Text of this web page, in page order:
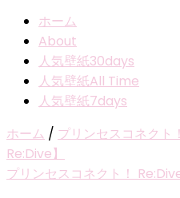
ホーム
About
人気壁紙30days
人気壁紙All Time
人気壁紙7days
ホーム / プリンセスコネクト
Re:Dive】
プリンセスコネクト！